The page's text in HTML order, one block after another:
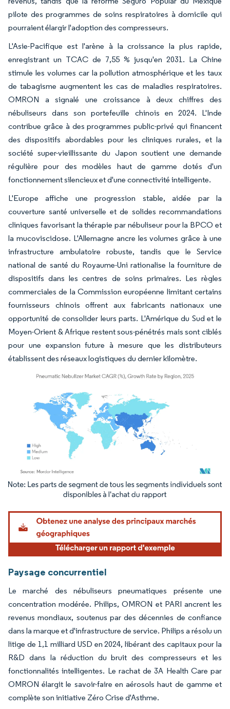
pilote des programmes de soins respiratoires à domicile qui
pourraient élargir l'adoption des compresseurs.
L'Asie-Pacifique est l'arène à la croissance la plus rapide,
enregistrant un TCAC de 7,55 % jusqu'en 2031. La Chine
stimule les volumes car la pollution atmosphérique et les taux
de tabagisme augmentent les cas de maladies respiratoires.
OMRON a signalé une croissance à deux chiffres des
nébuliseurs dans son portefeuille chinois en 2024. L'Inde
contribue grâce à des programmes public-privé qui financent
des dispositifs abordables pour les cliniques rurales, et la
société super-vieillissante du Japon soutient une demande
régulière pour des modèles haut de gamme dotés d'un
fonctionnement silencieux et d'une connectivité intelligente.
L'Europe affiche une progression stable, aidée par la
couverture santé universelle et de solides recommandations
cliniques favorisant la thérapie par nébuliseur pour la BPCO et
la mucoviscidose. L'Allemagne ancre les volumes grâce à une
infrastructure ambulatoire robuste, tandis que le Service
national de santé du Royaume-Uni rationalise la fourniture de
dispositifs dans les centres de soins primaires. Les règles
commerciales de la Commission européenne limitant certains
fournisseurs chinois offrent aux fabricants nationaux une
opportunité de consolider leurs parts. L'Amérique du Sud et le
Moyen-Orient & Afrique restent sous-pénétrés mais sont ciblés
pour une expansion future à mesure que les distributeurs
établissent des réseaux logistiques du dernier kilomètre.
Image © Mordor Intelligence. La réutilisation nécessite une attribution sous CC BY
Paysage concurrentiel
Le marché des nébuliseurs pneumatiques présente une
concentration modérée. Philips, OMRON et PARI ancrent les
revenus mondiaux, soutenus par des décennies de confiance
dans la marque et d'infrastructure de service. Philips a résolu un
litige de 1,1 milliard USD en 2024, libérant des capitaux pour la
R&D dans la réduction du bruit des compresseurs et les
fonctionnalités intelligentes. Le rachat de 3A Health Care par
OMRON élargit le savoir-faire en aérosols haut de gamme et
complète son initiative Zéro Crise d'Asthme.